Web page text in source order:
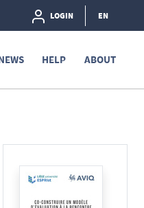
LOGIN EN
HELP ABOUT